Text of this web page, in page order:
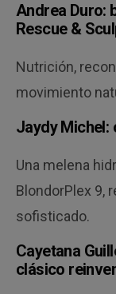
Andrea Duro:
Rescue &
Nutrición,
movimiento
Jaydy Michel:
Una melena
BlondorPlex 9,
sofisticado.
Cayetana
clásico